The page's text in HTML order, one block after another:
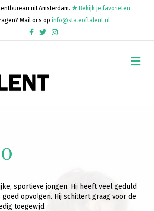
uit Amsterdam.
Bekijk je favorieten
Mail ons op info@stateoftalent.nl
FacebookTwitterInstagram
sportieve jongen. Hij heeft veel geduld
goed opvolgen. Hij schittert graag voor de
toegewijd.